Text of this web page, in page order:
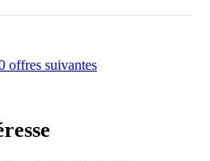
offres suivantes